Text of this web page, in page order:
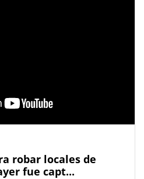
robar locales de
fue capt...